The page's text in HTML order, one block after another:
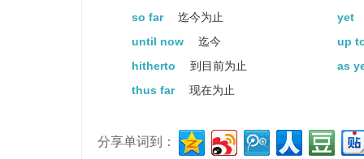
so far
迄今为止
yet
until now
迄今
up
hitherto
到目前为止
as
thus far
现在为止
分享单词到：